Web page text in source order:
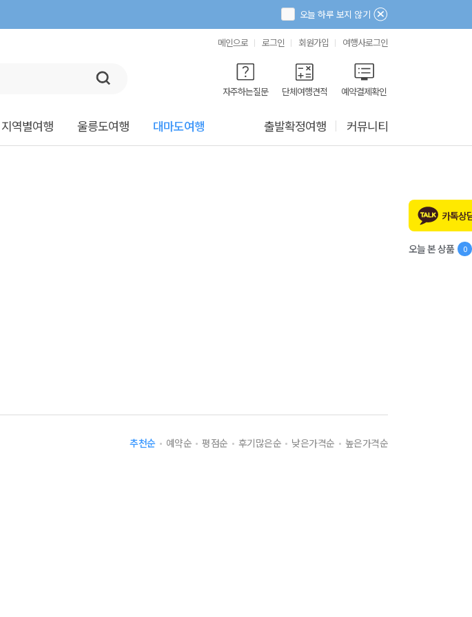
오늘 하루 보지 않기
메인으로 로그인 회원가입 여행사로그인
예약결제확인
단체여행견적
자주하는질문
지역별여행 울릉도여행 대마도여행 출발확정여행 커뮤니티
추천순 예약순 평점순 후기많은순 낮은가격순 높은가격순
카톡상
오늘 본 상품 0